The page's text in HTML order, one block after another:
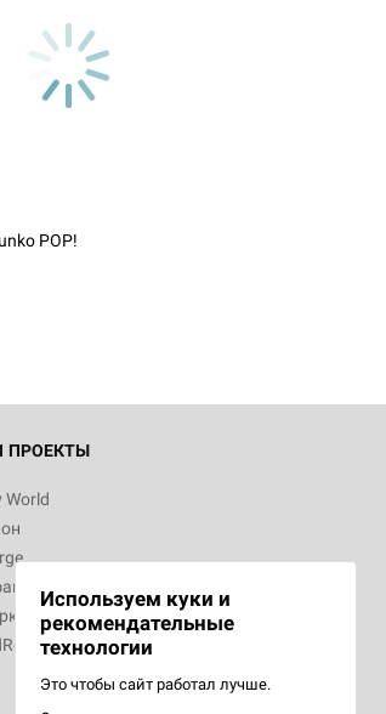
POP!
ПРОЕКТЫ
World
Используем куки и
рекомендательные
технологии
Это чтобы сайт работал лучше.